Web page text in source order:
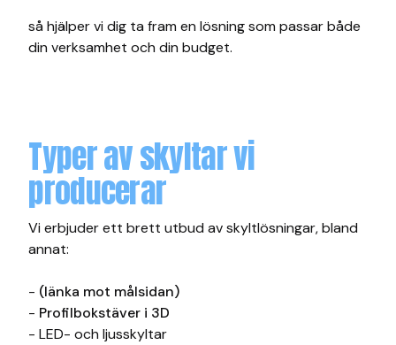
så hjälper vi dig ta fram en lösning som passar både
din verksamhet och din budget.
Typer av skyltar vi
producerar
Vi erbjuder ett brett utbud av skyltlösningar, bland
annat:
- (länka mot målsidan)
- Profilbokstäver i 3D
- LED- och ljusskyltar